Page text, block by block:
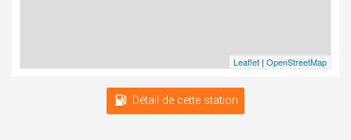
Leaflet | OpenStreetMap
Détail de cette station